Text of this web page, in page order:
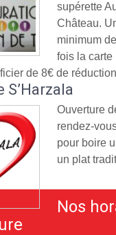
supérette
Château.
minimum
fois la carte
de 8€ de
S’Harzala
Ouverture
rendez-
pour boire
un plat
Nos